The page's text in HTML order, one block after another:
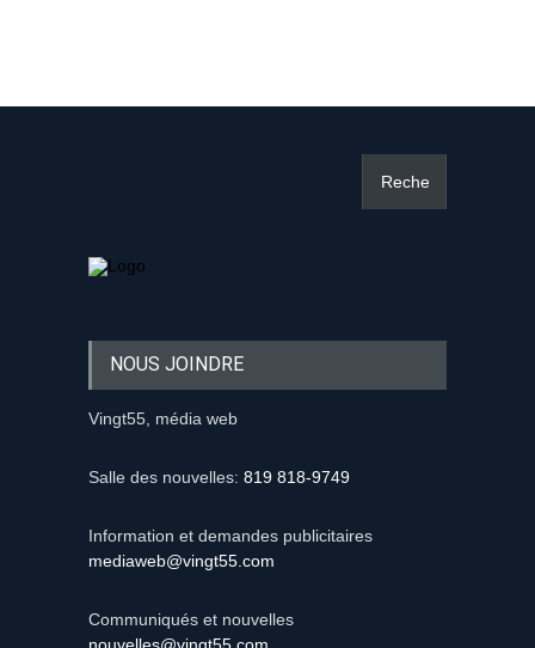
NOUS JOINDRE
Vingt55, média web
Salle des nouvelles: 819 818-9749
Information et demandes publicitaires
mediaweb@vingt55.com
Communiqués et nouvelles
nouvelles@vingt55.com